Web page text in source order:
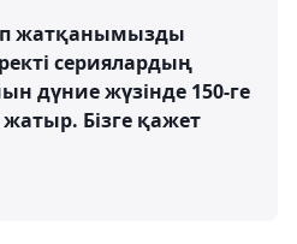
жатқанымызды
сериялардың
дүние жүзінде 150-ге
Бізге қажет